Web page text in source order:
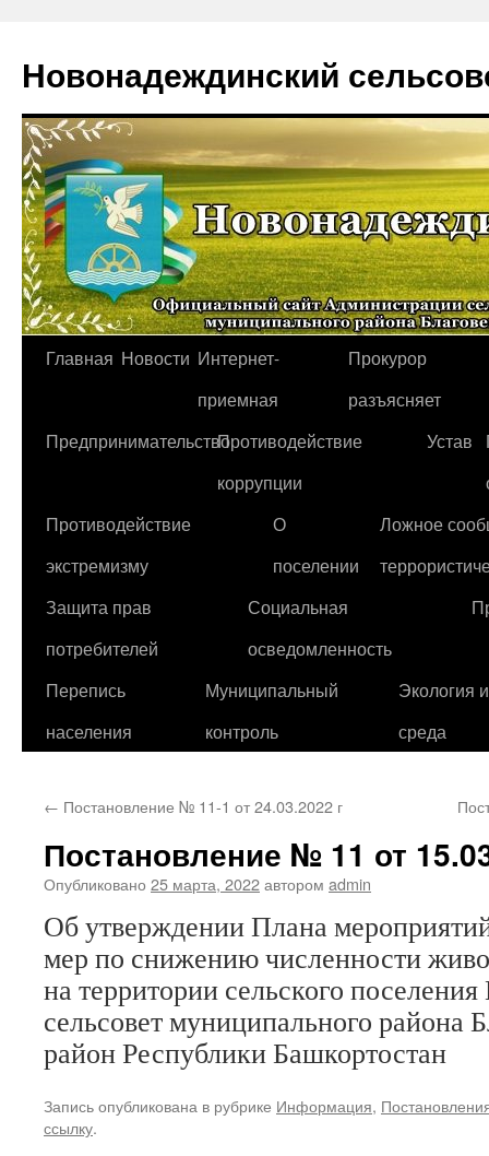
Новонадеждинский
Перейти
содержимому
Главная Новости Интернет-
приемная
Прокурор
разъясняет
ПредпринимательствоПротиводействие
коррупции
Устав
Противодействие
экстремизму
О
поселении
Ложное
Защита прав
потребителей
Социальная
осведомленность
Перепись
населения
Муниципальный
контроль
Экология
среда
← Постановление № 11-1 от 24.03.2022 г
Постановление № 11 от
Опубликовано 25 марта, 2022автором admin
Об утверждении Плана
мер по снижению численности
на территории сельского
сельсовет муниципального района
район Республики Башкортостан
Запись опубликована в рубрике Информация,
ссылку.